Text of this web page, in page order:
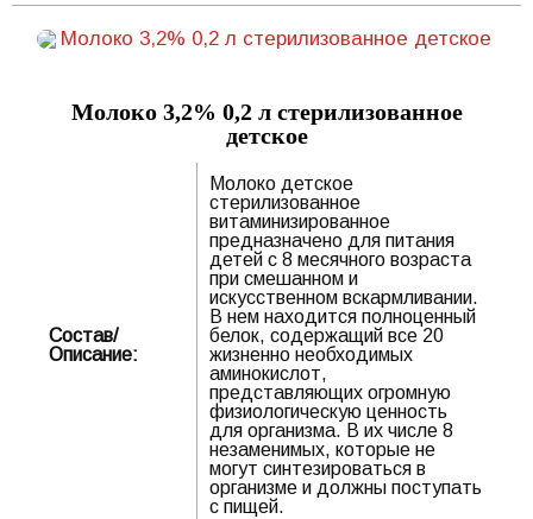
Молоко 3,2% 0,2 л стерилизованное
детское
Состав/
Описание:
Молоко детское
стерилизованное
витаминизированное
предназначено для питания
детей с 8 месячного возраста
при смешанном и
искусственном вскармливании.
В нем находится полноценный
белок, содержащий все 20
жизненно необходимых
аминокислот,
представляющих огромную
физиологическую ценность
для организма. В их числе 8
незаменимых, которые не
могут синтезироваться в
организме и должны поступать
с пищей.